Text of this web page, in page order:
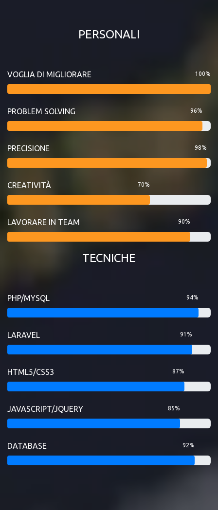
PERSONALI
VOGLIA DI MIGLIORARE 100%
PROBLEM SOLVING 96%
PRECISIONE 98%
CREATIVITÀ 70%
LAVORARE IN TEAM 90%
TECNICHE
PHP/MYSQL 94%
LARAVEL 91%
HTML5/CSS3 87%
JAVASCRIPT/JQUERY 85%
DATABASE 92%